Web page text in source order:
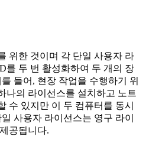
위한 것이며 각 단일 사용자 라
를 두 번 활성화하여 두 개의 장
들어, 현장 작업을 수행하기 위
나의 라이선스를 설치하고 노트
수 있지만 이 두 컴퓨터를 동시
사용자 라이선스는 영구 라이
공됩니다.